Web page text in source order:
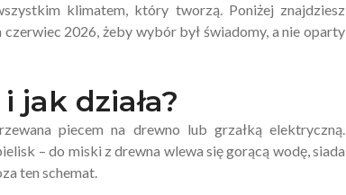
klimatem, który tworzą. Poniżej znajdziesz
2026, żeby wybór był świadomy, a nie oparty
jak działa?
piecem na drewno lub grzałką elektryczną.
– do miski z drewna wlewa się gorącą wodę, siada
ten schemat.